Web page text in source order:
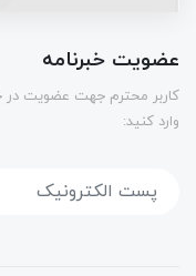
عضویت خبرنامه
كاربر محترم جهت عضويت در
وارد کنید: